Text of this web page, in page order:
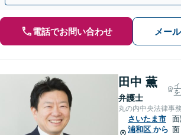
電話でお問い合わせ メー
田中 薫
弁護士
丸の内中央法律事
さいたま市
浦和区 から